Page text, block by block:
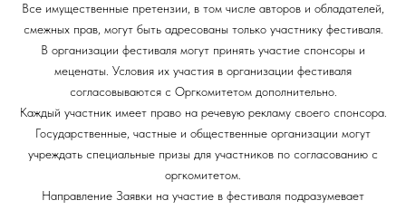
Все имущественные претензии, в том числе авторов и обладателей,
смежных прав, могут быть адресованы только участнику фестиваля.
В организации фестиваля могут принять участие спонсоры и
меценаты. Условия их участия в организации фестиваля
согласовываются с Оргкомитетом дополнительно.
Каждый участник имеет право на речевую рекламу своего спонсора.
Государственные, частные и общественные организации могут
учреждать специальные призы для участников по согласованию с
оргкомитетом.
Направление Заявки на участие в фестиваля подразумевает